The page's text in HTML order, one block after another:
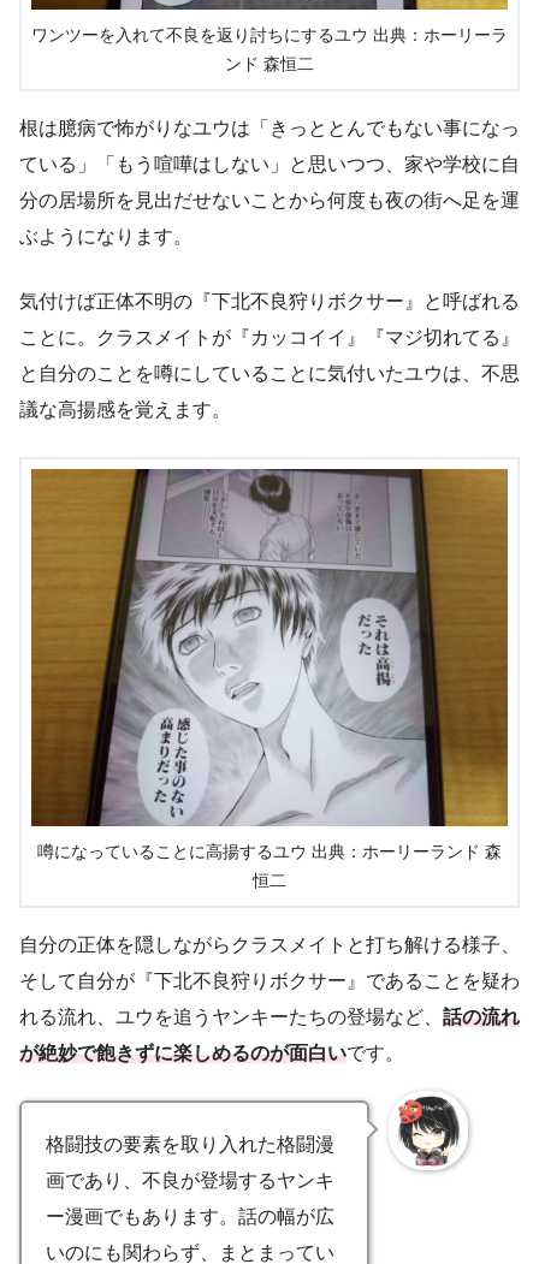
ワンツーを入れて不良を返り討ちにするユウ 出典：ホーリーラ
ンド 森恒二
根は臆病で怖がりなユウは「きっととんでもない事になっ
ている」「もう喧嘩はしない」と思いつつ、家や学校に自
分の居場所を見出だせないことから何度も夜の街へ足を運
ぶようになります。
気付けば正体不明の『下北不良狩りボクサー』と呼ばれる
ことに。クラスメイトが『カッコイイ』『マジ切れてる』
と自分のことを噂にしていることに気付いたユウは、不思
議な高揚感を覚えます。
噂になっていることに高揚するユウ 出典：ホーリーランド 森
恒二
自分の正体を隠しながらクラスメイトと打ち解ける様子、
そして自分が『下北不良狩りボクサー』であることを疑わ
れる流れ、ユウを追うヤンキーたちの登場など、 話の流れ
が絶妙で飽きずに楽しめるのが面白いです。
格闘技の要素を取り入れた格闘漫
画であり、不良が登場するヤンキ
ー漫画でもあります。話の幅が広
いのにも関わらず、まとまってい